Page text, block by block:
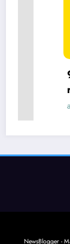
99Food
abril 23,
NewsBlogger -